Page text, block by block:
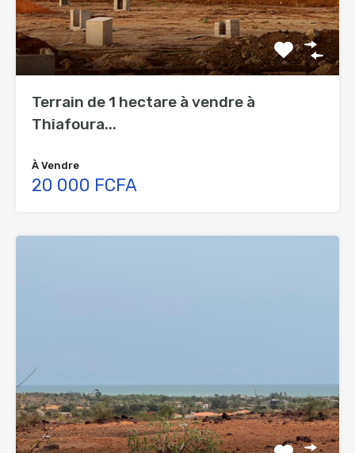
Terrain de 1 hectare à vendre à
Thiafoura...
À Vendre
20 000 FCFA